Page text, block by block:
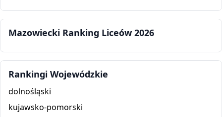
Mazowiecki Ranking Liceów 2026
Rankingi Wojewódzkie
dolnośląski
kujawsko-pomorski